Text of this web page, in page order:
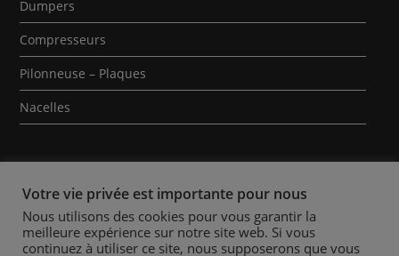
Dumpers
Compresseurs
Pilonneuse – Plaques
Nacelles
Qui sommes-nous ? Contact Mentions Légales
Votre vie privée est importante pour nous
Nous utilisons des cookies pour vous garantir la
meilleure expérience sur notre site web. Si vous
continuez à utiliser ce site, nous supposerons que vous